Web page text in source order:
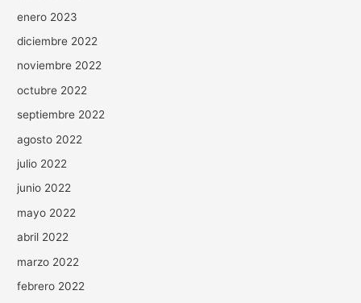
enero 2023
diciembre 2022
noviembre 2022
octubre 2022
septiembre 2022
agosto 2022
julio 2022
junio 2022
mayo 2022
abril 2022
marzo 2022
febrero 2022